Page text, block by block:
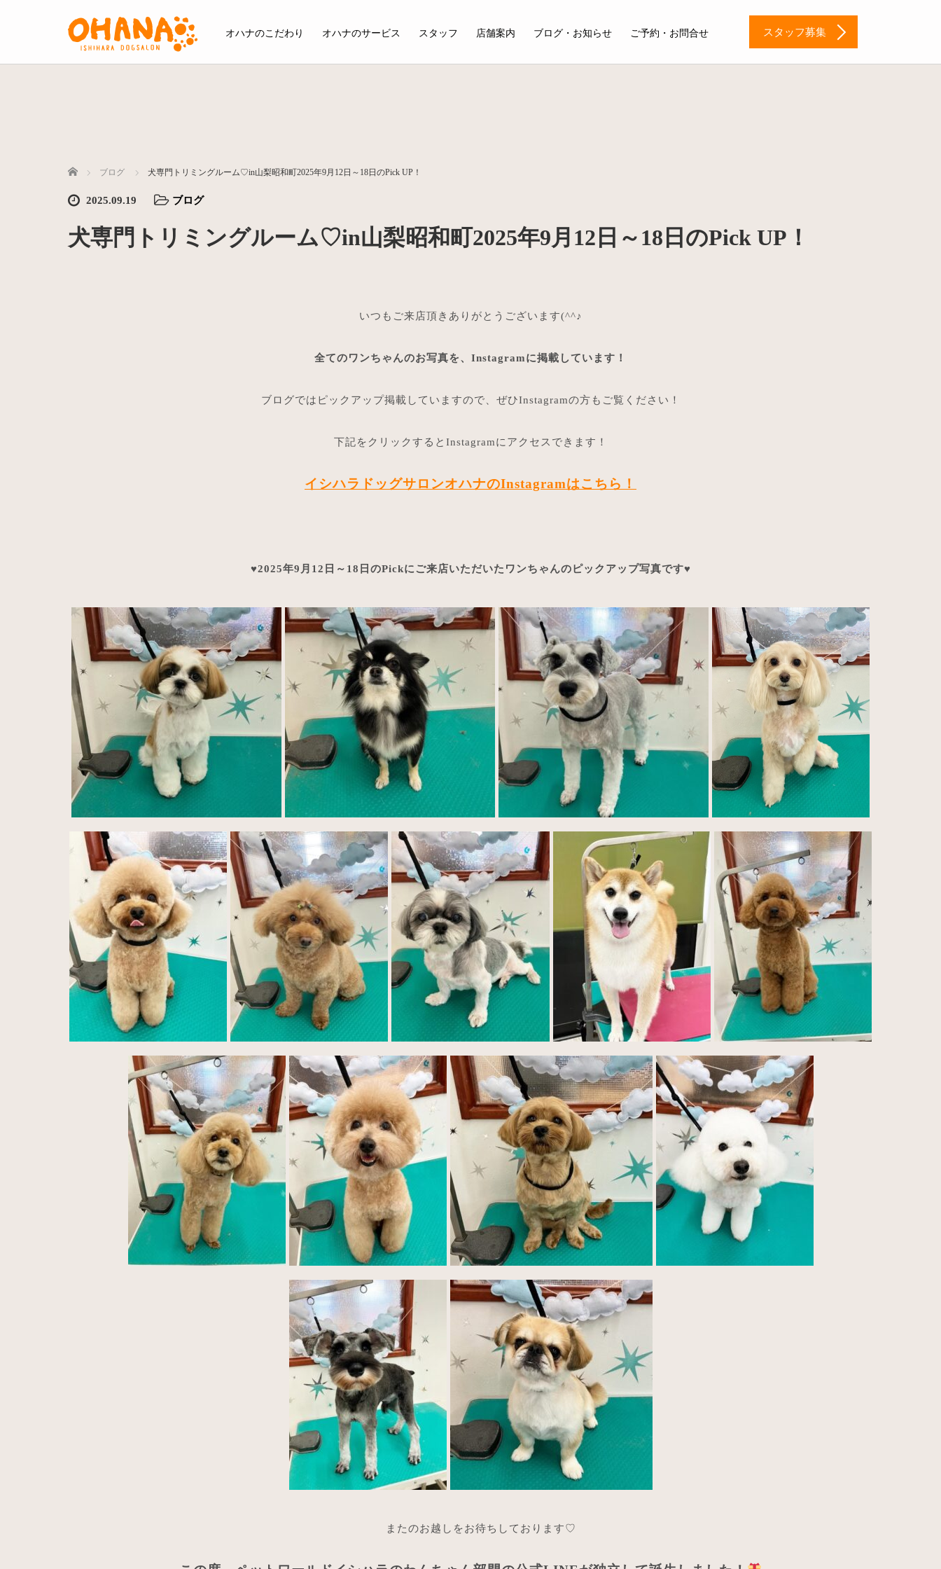
オハナのこだわり オハナのサービス スタッフ 店舗案内 ブログ・お知らせ ご予約・お問合せ スタッフ募集
ホーム ブログ 犬専門トリミングルーム♡in山梨昭和町2025年9月12日～18日のPick UP！
2025.09.19 ブログ
犬専門トリミングルーム♡in山梨昭和町2025年9月12日～18日のPick UP！
いつもご来店頂きありがとうございます(^^♪
全てのワンちゃんのお写真を、Instagramに掲載しています！
ブログではピックアップ掲載していますので、ぜひInstagramの方もご覧ください！
下記をクリックするとInstagramにアクセスできます！
イシハラドッグサロンオハナのInstagramはこちら！
♥2025年9月12日～18日のPickにご来店いただいたワンちゃんのピックアップ写真です♥
またのお越しをお待ちしております♡